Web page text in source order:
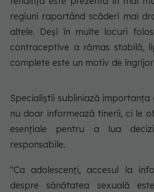
regiuni raportând scăderi mai
altele. Deși în multe locuri
contraceptive a rămas stabilă,
complete este un motiv de
Specialiștii subliniază importanța
nu doar informează tinerii, ci le
esențiale pentru a lua
responsabile.
"Ca adolescenți, accesul la
despre sănătatea sexuală